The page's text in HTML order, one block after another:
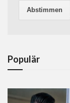
Populär